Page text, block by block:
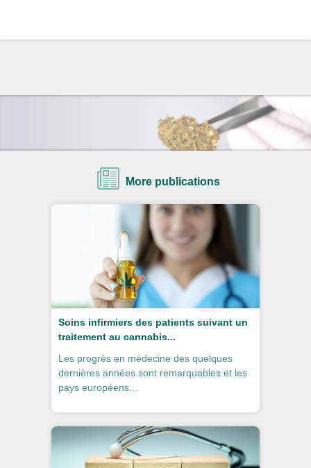
More publications
Soins infirmiers des patients suivant un
traitement au cannabis...
Les progrès en médecine des quelques
dernières années sont remarquables et les
pays européens...